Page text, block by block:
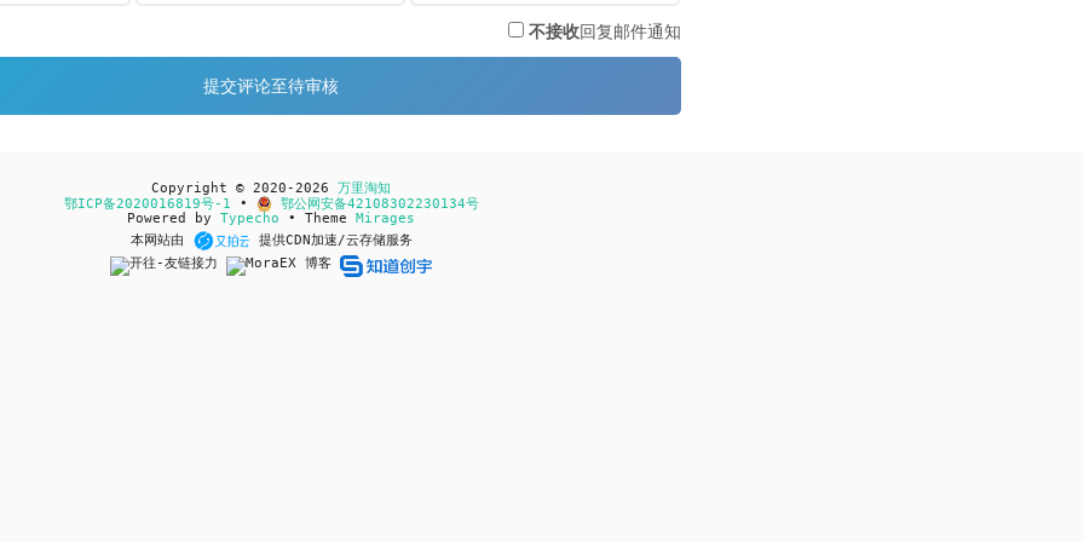
不接收回复邮件通知
Copyright © 2020-2026 万里淘知
鄂ICP备2020016819号-1 •
鄂公网安备42108302230134号
Powered by Typecho • Theme Mirages
本网站由
提供CDN加速/云存储服务